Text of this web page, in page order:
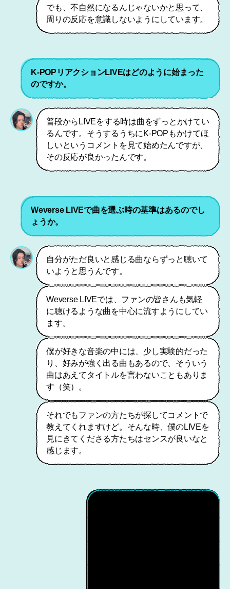
でも、不自然になるんじゃないかと思って、
周りの反応を意識しないようにしています。
K-POPリアクションLIVEはどのように始まった
のですか。
普段からLIVEをする時は曲をずっとかけてい
るんです。そうするうちにK-POPもかけてほ
しいというコメントを見て始めたんですが、
その反応が良かったんです。
Weverse LIVEで曲を選ぶ時の基準はあるのでし
ょうか。
自分がただ良いと感じる曲ならずっと聴いて
いようと思うんです。
Weverse LIVEでは、ファンの皆さんも気軽
に聴けるような曲を中心に流すようにしてい
ます。
僕が好きな音楽の中には、少し実験的だった
り、好みが強く出る曲もあるので、そういう
曲はあえてタイトルを言わないこともありま
す（笑）。
それでもファンの方たちが探してコメントで
教えてくれますけど。そんな時、僕のLIVEを
見にきてくださる方たちはセンスが良いなと
感じます。